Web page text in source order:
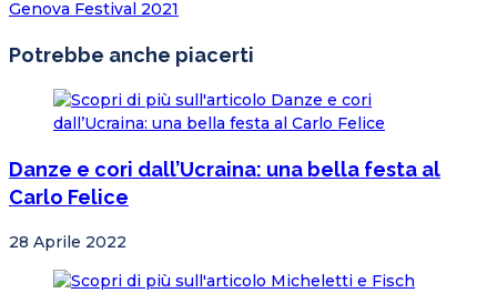
Genova Festival 2021
Potrebbe anche piacerti
Danze e cori dall’Ucraina: una bella festa al
Carlo Felice
28 Aprile 2022